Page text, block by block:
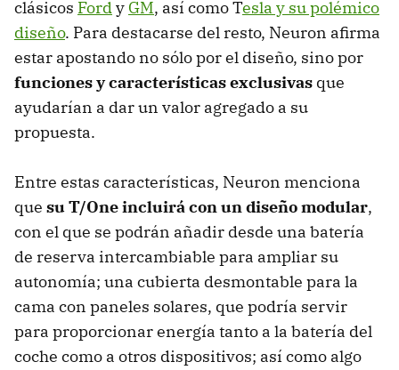
clásicos Fordy GM, así como Tesla y su polémico
diseño. Para destacarse del resto, Neuron afirma
estar apostando no sólo por el diseño, sino por
funciones y características exclusivas que
ayudarían a dar un valor agregado a su
propuesta.
Entre estas características, Neuron menciona
que su T/One incluirá con un diseño modular,
con el que se podrán añadir desde una batería
de reserva intercambiable para ampliar su
autonomía; una cubierta desmontable para la
cama con paneles solares, que podría servir
para proporcionar energía tanto a la batería del
coche como a otros dispositivos; así como algo